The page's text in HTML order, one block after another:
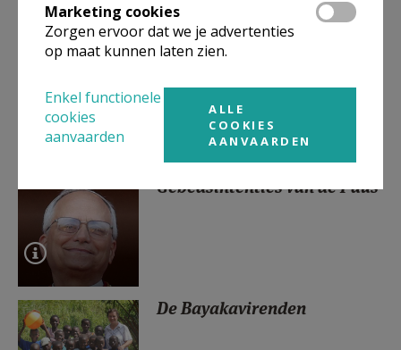
Gebedsintenties van de Paus
De Bayakavirenden
Marketing cookies
Zorgen ervoor dat we je advertenties
op maat kunnen laten zien.
Enkel functionele
cookies
aanvaarden
ALLE
COOKIES
AANVAARDEN